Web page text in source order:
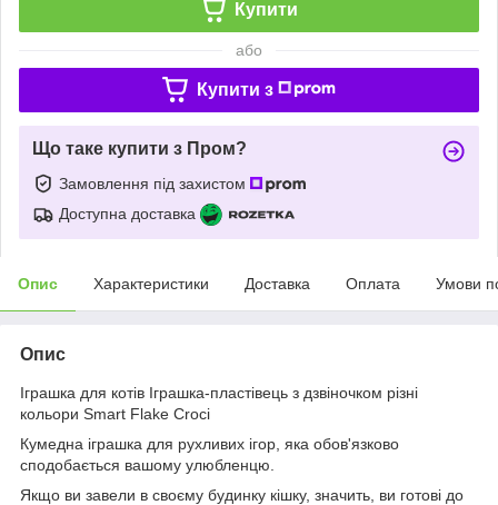
Купити
або
Купити з
Що таке купити з Пром?
Замовлення під захистом
Доступна доставка
Опис Характеристики Доставка Оплата Умови
Опис
Іграшка для котів Іграшка-пластівець з дзвіночком різні
кольори Smart Flake Croci
Кумедна іграшка для рухливих ігор, яка обов'язково
сподобається вашому улюбленцю.
Якщо ви завели в своєму будинку кішку, значить, ви готові до